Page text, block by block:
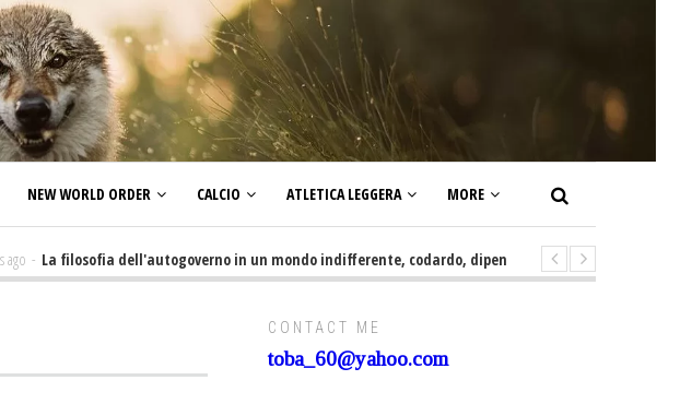
NEW WORLD ORDER CALCIO ATLETICA LEGGERA MORE
La filosofia dell'autogoverno in un mondo indifferente, codardo, dipendente, irresponsabile, servile e
CONTACT ME
toba_60@yahoo.com